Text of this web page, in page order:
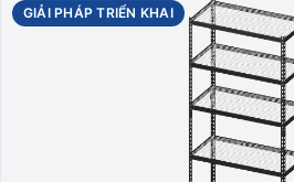
GIẢI PHÁP TRIỂN KHAI